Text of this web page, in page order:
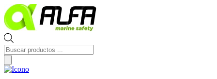
Skip
to
content
Búsqueda
de
productos